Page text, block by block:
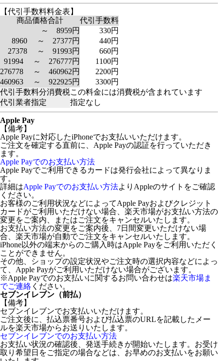
【代引手数料料金表】
商品価格合計
代引手数料
～ 8959円
330円
8960 ～ 27377円
440円
27378 ～ 91993円
660円
91994 ～ 276777円
1100円
276778 ～ 460962円
2200円
460963 ～ 922925円
3300円
代引手数料分消費税この料金には消費税が含まれています
代引業者指定
指定なし
Apple Pay
【備考】
Apple Payに対応したiPhoneでお支払いいただけます。
ご注文を確定する直前に、Apple Payの認証を行っていただき
ます。
Apple Payでのお支払い方法
Apple Payでご利用できるカードは発行会社によって異なりま
す。
詳細はApple Payでのお支払い方法よりAppleのサイトをご確認
ください。
お客様のご利用状況などによってApple Payおよびクレジット
カードがご利用いただけない場合、楽天市場がお支払い方法の
変更をご案内、またはご注文をキャンセルいたします。
お支払い方法の変更をご案内後、7日間変更いただけない場
合、楽天市場が自動でご注文をキャンセルいたします。
iPhone以外の端末からのご購入時はApple Payをご利用いただく
ことができません。
その他、ショップの設定状況やご注文時の選択内容などによっ
て、Apple Payがご利用いただけない場合がございます。
※Apple Payでのお支払いに関するお問い合わせは楽天市場ま
でご連絡 ください。
セブンイレブン（前払）
【備考】
セブンイレブンでお支払いいただけます。
ご注文後に、払込票番号および払込票のURLを記載したメー
ルを楽天市場からお送りいたします。
セブンイレブンでのお支払い方法
お支払い状況の確認後、発送手続きが開始いたします。お受け
取り希望日をご指定の場合などは、お早めのお支払いをお願い